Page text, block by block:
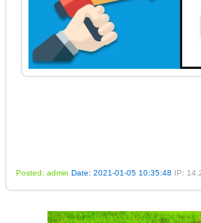
Posted: admin Date: 2021-01-05 10:35:48 IP: